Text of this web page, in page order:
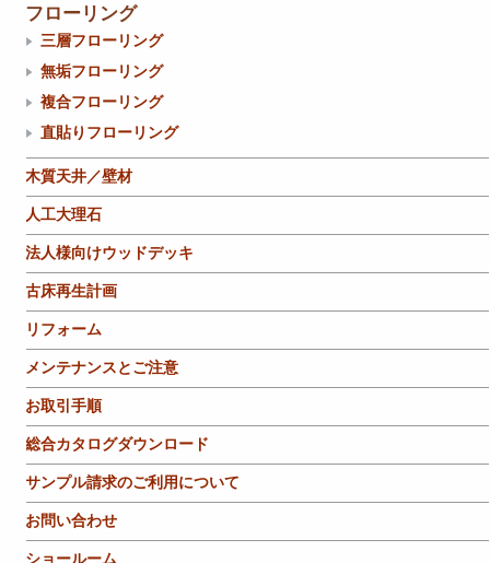
フローリング
三層フローリング
無垢フローリング
複合フローリング
直貼りフローリング
木質天井／壁材
人工大理石
法人様向けウッドデッキ
古床再生計画
リフォーム
メンテナンスとご注意
お取引手順
総合カタログダウンロード
サンプル請求のご利用について
お問い合わせ
ショールーム